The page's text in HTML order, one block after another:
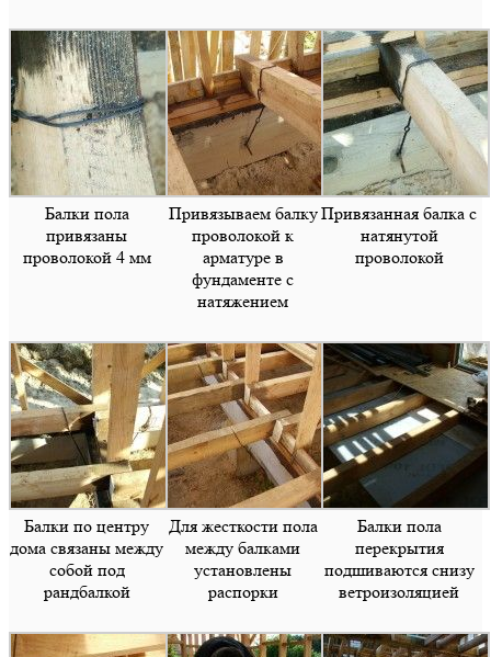
Балки пола
привязаны
проволокой 4 мм
Привязываем балку
проволокой к
арматуре в
фундаменте с
натяжением
Привязанная балка с
натянутой
проволокой
Балки по центру
дома связаны между
собой под
рандбалкой
Для жесткости пола
между балками
установлены
распорки
Балки пола
перекрытия
подшиваются снизу
ветроизоляцией